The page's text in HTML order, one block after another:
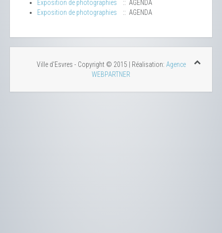
Exposition de photographies
:: AGENDA
Exposition de photographies
:: AGENDA
Ville d'Esvres - Copyright © 2015 | Réalisation: Agence
WEBPARTNER